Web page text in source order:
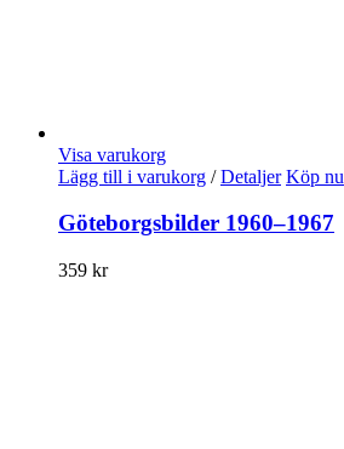
Visa varukorg
Lägg till i varukorg / Detaljer Köp nu
Göteborgsbilder 1960–1967
359 kr